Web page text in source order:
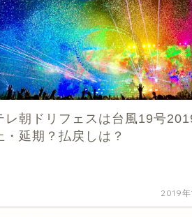
レ朝ドリフェスは台風19号
・延期？払戻しは？
2019